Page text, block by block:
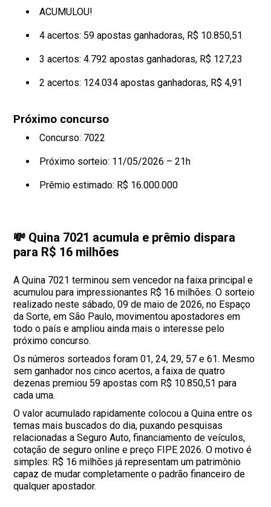
ACUMULOU!
4 acertos: 59 apostas ganhadoras, R$ 10.850,51
3 acertos: 4.792 apostas ganhadoras, R$ 127,23
2 acertos: 124.034 apostas ganhadoras, R$ 4,91
Próximo concurso
Concurso: 7022
Próximo sorteio: 11/05/2026 – 21h
Prêmio estimado: R$ 16.000.000
💸 Quina 7021 acumula e prêmio dispara
para R$ 16 milhões
A Quina 7021 terminou sem vencedor na faixa principal e
acumulou para impressionantes R$ 16 milhões. O sorteio
realizado neste sábado, 09 de maio de 2026, no Espaço
da Sorte, em São Paulo, movimentou apostadores em
todo o país e ampliou ainda mais o interesse pelo
próximo concurso.
Os números sorteados foram 01, 24, 29, 57 e 61. Mesmo
sem ganhador nos cinco acertos, a faixa de quatro
dezenas premiou 59 apostas com R$ 10.850,51 para
cada uma.
O valor acumulado rapidamente colocou a Quina entre os
temas mais buscados do dia, puxando pesquisas
relacionadas a Seguro Auto, financiamento de veículos,
cotação de seguro online e preço FIPE 2026. O motivo é
simples: R$ 16 milhões já representam um patrimônio
capaz de mudar completamente o padrão financeiro de
qualquer apostador.